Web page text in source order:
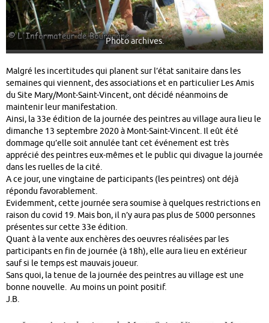
Photo archives.
Malgré les incertitudes qui planent sur l’état sanitaire dans les
semaines qui viennent, des associations et en particulier Les Amis
du Site Mary/Mont-Saint-Vincent, ont décidé néanmoins de
maintenir leur manifestation.
Ainsi, la 33e édition de la journée des peintres au village aura lieu le
dimanche 13 septembre 2020 à Mont-Saint-Vincent. Il eût été
dommage qu’elle soit annulée tant cet événement est très
apprécié des peintres eux-mêmes et le public qui divague la journée
dans les ruelles de la cité.
A ce jour, une vingtaine de participants (les peintres) ont déjà
répondu favorablement.
Evidemment, cette journée sera soumise à quelques restrictions en
raison du covid 19. Mais bon, il n’y aura pas plus de 5000 personnes
présentes sur cette 33e édition.
Quant à la vente aux enchères des oeuvres réalisées par les
participants en fin de journée (à 18h), elle aura lieu en extérieur
sauf si le temps est mauvais joueur.
Sans quoi, la tenue de la journée des peintres au village est une
bonne nouvelle. Au moins un point positif.
J.B.